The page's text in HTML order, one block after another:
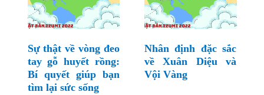
Sự thật về vòng đeo
tay gỗ huyết rồng:
Bí quyết giúp bạn
tìm lại sức sống
Nhân định đặc sắc
về Xuân Diệu và
Vội Vàng